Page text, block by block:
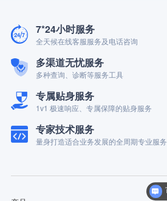
7*24小时服务
全天候在线客服服务及电话咨询
多渠道无忧服务
多种查询、诊断等服务工具
专属贴身服务
1v1 极速响应、专属保障的贴身服务
专家技术服务
量身打造适合业务发展的全周期专业服务